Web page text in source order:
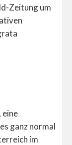
Zeitung um
eine
ganz normal
im